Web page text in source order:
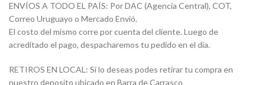
ENVÍOS A TODO EL PAÍS: Por DAC (Agencia Central), COT,
Correo Uruguayo o Mercado Envió.
El costo del mismo corre por cuenta del cliente. Luego de
acreditado el pago, despacharemos tu pedido en el día.
RETIROS EN LOCAL: Si lo deseas podes retirar tu compra en
nuestro deposito ubicado en Barra de Carrasco